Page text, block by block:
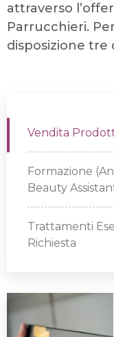
attraverso
Parrucchieri.
disposizione tre
Vendita
Formazione
Beauty
Trattamenti
Richiesta